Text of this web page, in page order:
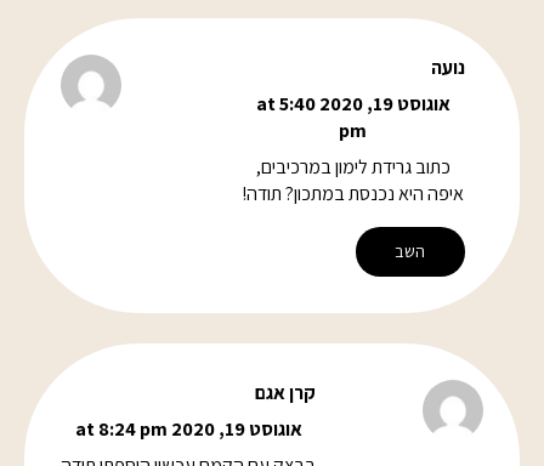
נועה
אוגוסט 19, 2020 at 5:40
pm
כתוב גרידת לימון במרכיבים,
איפה היא נכנסת במתכון? תודה!
השב
קרן אגם
אוגוסט 19, 2020 at 8:24 pm